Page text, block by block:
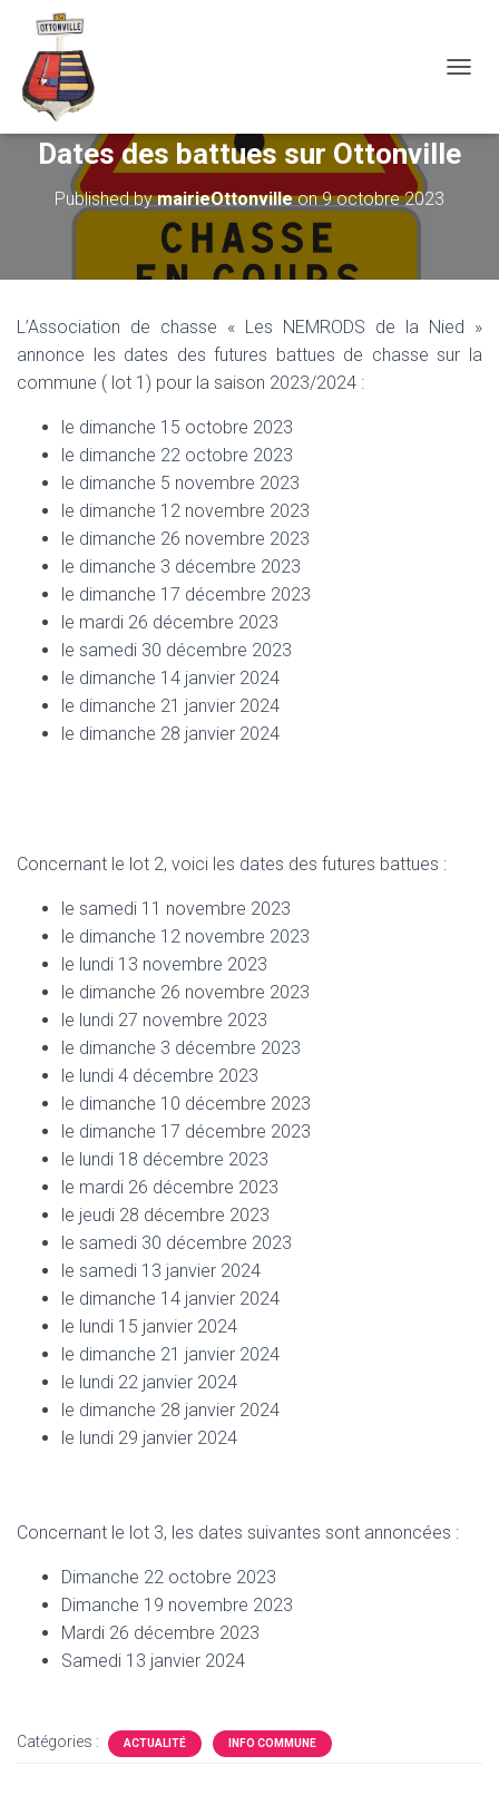
Dates des battues sur Ottonville
Published bymairieOttonvilleon9 octobre 2023
L’Association de chasse « Les NEMRODS de la Nied »
annonce les dates des futures battues de chasse sur la
commune ( lot 1) pour la saison 2023/2024 :
le dimanche 15 octobre 2023
le dimanche 22 octobre 2023
le dimanche 5 novembre 2023
le dimanche 12 novembre 2023
le dimanche 26 novembre 2023
le dimanche 3 décembre 2023
le dimanche 17 décembre 2023
le mardi 26 décembre 2023
le samedi 30 décembre 2023
le dimanche 14 janvier 2024
le dimanche 21 janvier 2024
le dimanche 28 janvier 2024
Concernant le lot 2, voici les dates des futures battues :
le samedi 11 novembre 2023
le dimanche 12 novembre 2023
le lundi 13 novembre 2023
le dimanche 26 novembre 2023
le lundi 27 novembre 2023
le dimanche 3 décembre 2023
le lundi 4 décembre 2023
le dimanche 10 décembre 2023
le dimanche 17 décembre 2023
le lundi 18 décembre 2023
le mardi 26 décembre 2023
le jeudi 28 décembre 2023
le samedi 30 décembre 2023
le samedi 13 janvier 2024
le dimanche 14 janvier 2024
le lundi 15 janvier 2024
le dimanche 21 janvier 2024
le lundi 22 janvier 2024
le dimanche 28 janvier 2024
le lundi 29 janvier 2024
Concernant le lot 3, les dates suivantes sont annoncées :
Dimanche 22 octobre 2023
Dimanche 19 novembre 2023
Mardi 26 décembre 2023
Samedi 13 janvier 2024
Catégories : ACTUALITÉ INFO COMMUNE